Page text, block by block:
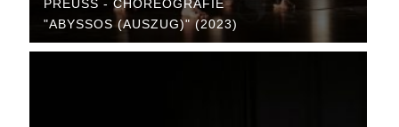
PREUSS - CHOREOGRAFIE "
ABYSSOS (AUSZUG)" (2023)